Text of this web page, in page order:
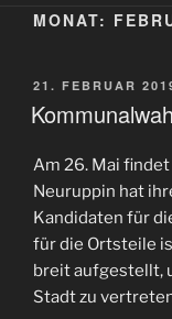
MONAT:
VERÖFFENTLICHT
AM
21. FEBRUAR
Am 26. Mai
Neuruppin hat
Kandidaten für
für die Ortsteile
breit aufgestellt,
Stadt zu